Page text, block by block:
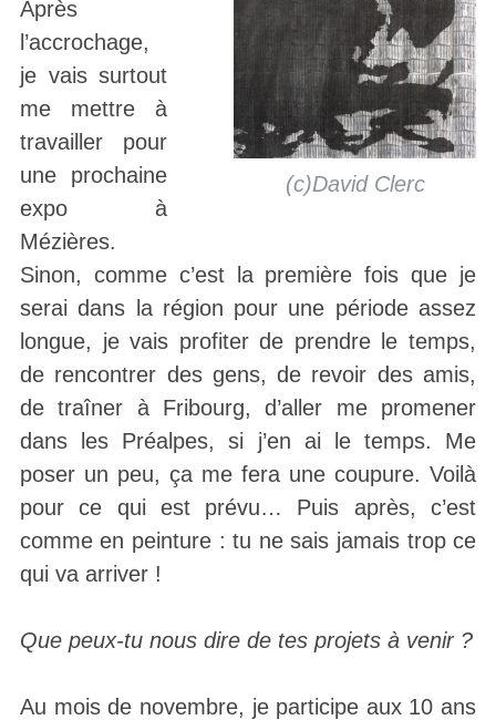
(c)David Clerc
Après
l’accrochage,
je vais surtout
me mettre à
travailler pour
une prochaine
expo à
Mézières.
Sinon, comme c’est la première fois que je
serai dans la région pour une période assez
longue, je vais profiter de prendre le temps,
de rencontrer des gens, de revoir des amis,
de traîner à Fribourg, d’aller me promener
dans les Préalpes, si j’en ai le temps. Me
poser un peu, ça me fera une coupure. Voilà
pour ce qui est prévu… Puis après, c’est
comme en peinture : tu ne sais jamais trop ce
qui va arriver !
Que peux-tu nous dire de tes projets à venir ?
Au mois de novembre, je participe aux 10 ans